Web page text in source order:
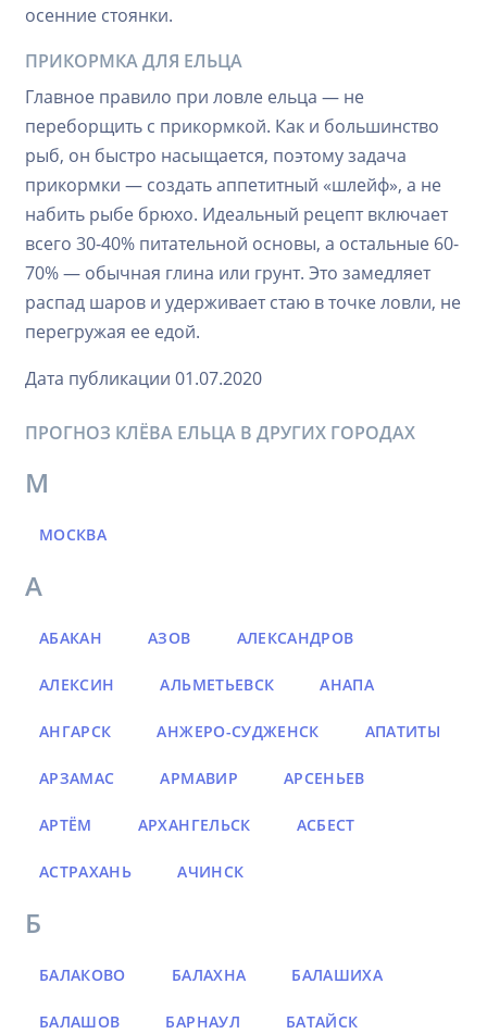
осенние стоянки.
ПРИКОРМКА ДЛЯ ЕЛЬЦА
Главное правило при ловле ельца — не
переборщить с прикормкой. Как и большинство
рыб, он быстро насыщается, поэтому задача
прикормки — создать аппетитный «шлейф», а не
набить рыбе брюхо. Идеальный рецепт включает
всего 30-40% питательной основы, а остальные 60-
70% — обычная глина или грунт. Это замедляет
распад шаров и удерживает стаю в точке ловли, не
перегружая ее едой.
Дата публикации 01.07.2020
ПРОГНОЗ КЛЁВА ЕЛЬЦА В ДРУГИХ ГОРОДАХ
М
МОСКВА
А
АБАКАН АЗОВ АЛЕКСАНДРОВ
АЛЕКСИН АЛЬМЕТЬЕВСК АНАПА
АНГАРСК АНЖЕРО-СУДЖЕНСК АПАТИТЫ
АРЗАМАС АРМАВИР АРСЕНЬЕВ
АРТЁМ АРХАНГЕЛЬСК АСБЕСТ
АСТРАХАНЬ АЧИНСК
Б
БАЛАКОВО БАЛАХНА БАЛАШИХА
БАЛАШОВ БАРНАУЛ БАТАЙСК